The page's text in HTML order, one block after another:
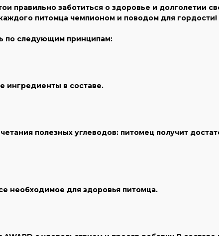
правильно заботиться о здоровье и долголетии
питомца чемпионом и поводом для гордости!
по следующим принципам:
ингредиенты в составе.
полезных углеводов: питомец получит
необходимое для здоровья питомца.